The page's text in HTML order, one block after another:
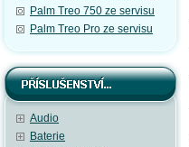
Palm Treo 750 ze servisu
Palm Treo Pro ze servisu
Audio
Baterie